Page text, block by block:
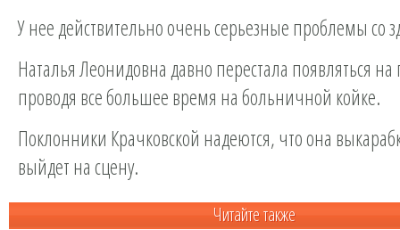
У нее действительно очень серьезные проблемы со
Наталья Леонидовна давно перестала появляться на
проводя все большее время на больничной койке.
Поклонники Крачковской надеются, что она
выйдет на сцену.
Читайте также